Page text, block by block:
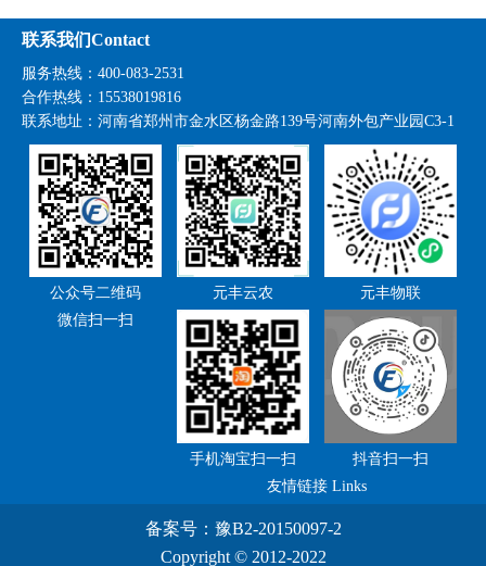
联系我们Contact
服务热线：400-083-2531
合作热线：15538019816
联系地址： 河南省郑州市金水区杨金路139号河南外包产业园C3-1
公众号二维码
微信扫一扫
元丰云农 元丰物联
手机淘宝扫一扫
抖音扫一扫
友情链接 Links
备案号： 豫B2-20150097-2
Copyright © 2012-2022